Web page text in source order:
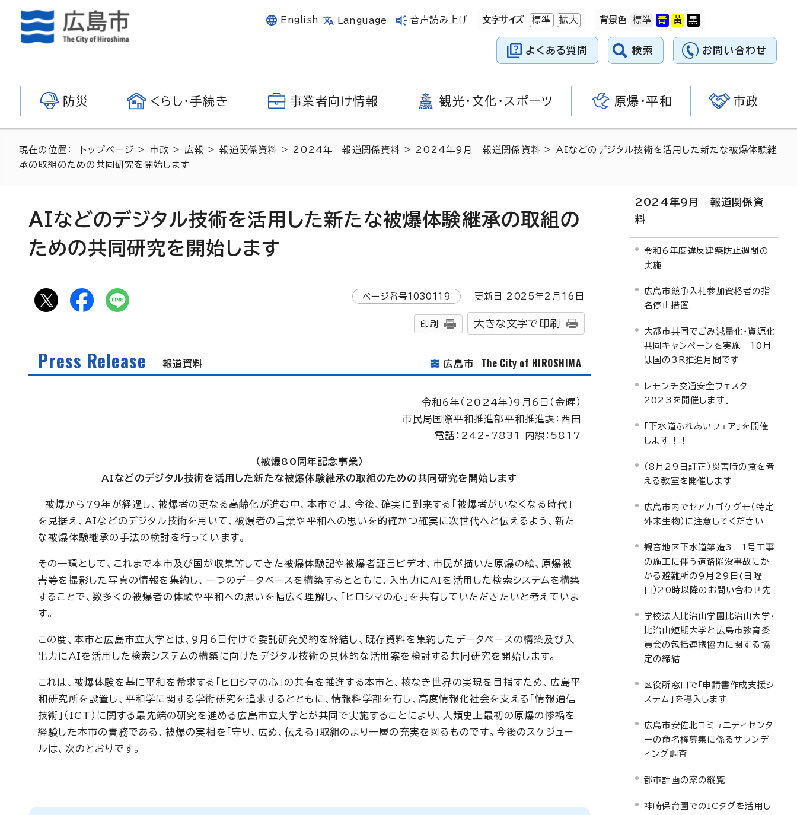
English Language 音声読み上げ 文字サイズ 標準 拡大 背景色
よくある質問 検索 お問い合わせ
防災 くらし・手続き 事業者向け情報 観光・文化・スポーツ 原爆・平和 市政
現在の位置： トップページ >市政 > 広報 >報道関係資料 > 2024年 報道関係資料 > 2024年9月 報道関係資料 > AIなどのデジタル技術を活用した新たな被爆体験継
承の取組のための共同研究を開始します
AIなどのデジタル技術を活用した新たな被爆体験継承の取組の
ための共同研究を開始します
ページ番号1030119 更新日 2025年2月 16 日
印刷 大きな文字で印刷
Press Release 報道資料 広島市 The City of HIROSHIMA
令和6年（2024年）9月6日（金曜）
市民局国際平和推進部平和推進課：西田
電話：242-7831 内線：5817
（被爆80周年記念事業）
AIなどのデジタル技術を活用した新たな被爆体験継承の取組のための共同研究を開始します
被爆から79年が経過し、被爆者の更なる高齢化が進む中、本市では、今後、確実に到来する「被爆者がいなくなる時代」
を見据え、AIなどのデジタル技術を用いて、被爆者の言葉や平和への思いを的確かつ確実に次世代へと伝えるよう、新た
な被爆体験継承の手法の検討を行っています。
その一環として、これまで本市及び国が収集等してきた被爆体験記や被爆者証言ビデオ、市民が描いた原爆の絵、原爆被
害等を撮影した写真の情報を集約し、一つのデータベースを構築するとともに、入出力にAIを活用した検索システムを構築
することで、数多くの被爆者の体験や平和への思いを幅広く理解し、「ヒロシマの心」を共有していただきたいと考えていま
す。
この度、本市と広島市立大学とは、9月6日付けで委託研究契約を締結し、既存資料を集約したデータベースの構築及び入
出力にAIを活用した検索システムの構築に向けたデジタル技術の具体的な活用案を検討する共同研究を開始します。
これは、被爆体験を基に平和を希求する「ヒロシマの心」の共有を推進する本市と、核なき世界の実現を目指すため、広島平
和研究所を設置し、平和学に関する学術研究を追求するとともに、情報科学部を有し、高度情報化社会を支える「情報通信
技術」（ICT）に関する最先端の研究を進める広島市立大学とが共同で実施することにより、人類史上最初の原爆の惨禍を
経験した本市の責務である、被爆の実相を「守り、広め、伝える」取組のより一層の充実を図るものです。今後のスケジュー
ルは、次のとおりです。
2024年9月 報道関係資
料
令和6年度違反建築防止週間の
実施
広島市競争入札参加資格者の指
名停止措置
大都市共同でごみ減量化・資源化
共同キャンペーンを実施 10月
は国の3R推進月間です
レモンチ交通安全フェスタ
2023を開催します。
「下水道ふれあいフェア」を開催
します！！
（8月29日訂正）災害時の食を考
える教室を開催します
広島市内でセアカゴケグモ（特定
外来生物）に注意してください
観音地区下水道築造3－1号工事
の施工に伴う道路陥没事故にか
かる避難所の9月29日(日曜
日）20時以降のお問い合わせ先
学校法人比治山学園比治山大学・
比治山短期大学と広島市教育委
員会の包括連携協力に関する協
定の締結
区役所窓口で「申請書作成支援シ
ステム」を導入します
広島市安佐北コミュニティセンタ
ーの命名権募集に係るサウンデ
ィング調査
都市計画の案の縦覧
神崎保育園でのICタグを活用し